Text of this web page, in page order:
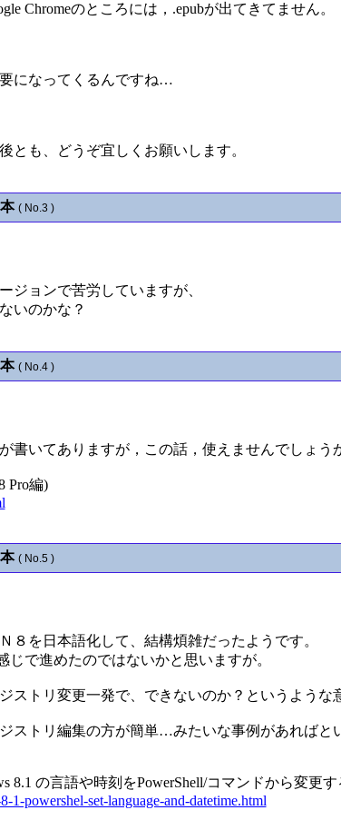
Chromeのところには，.epubが出てきてません
になってくるんですね…
とも、どうぞ宜しくお願いします。
( No.3 )
ジョンで苦労していますが、
いのかな？
( No.4 )
書いてありますが，この話，使えませんでしょう
Pro編)
( No.5 )
８を日本語化して、結構煩雑だったようです。
じで進めたのではないかと思いますが。
ストリ変更一発で、できないのか？というような
ストリ編集の方が簡単…みたいな事例があれば
8.1 の言語や時刻をPowerShell/コマンドから変更
powershel-set-language-and-datetime.html